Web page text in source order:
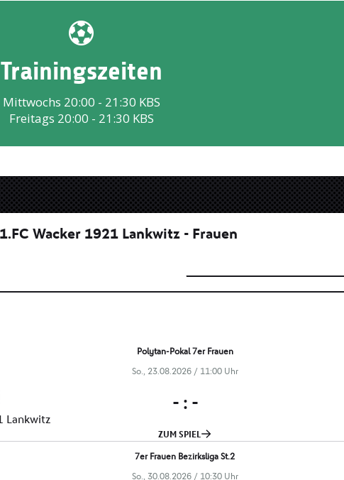
Trainingszeiten
Mittwochs 20:00 - 21:30 KBS
Freitags 20:00 - 21:30 KBS